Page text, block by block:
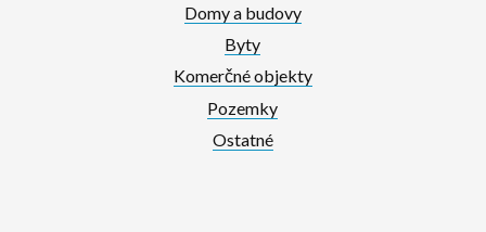
Domy a budovy
Byty
Komerčné objekty
Pozemky
Ostatné